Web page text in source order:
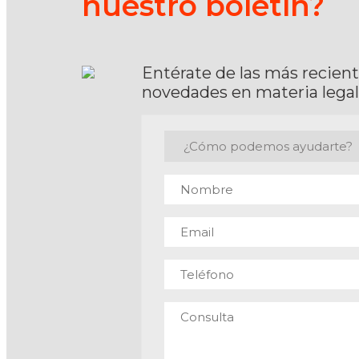
Entérate de las más
novedades en materia legal